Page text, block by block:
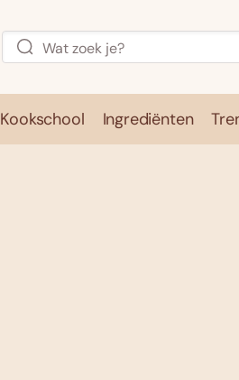
Kookschool Ingrediënten